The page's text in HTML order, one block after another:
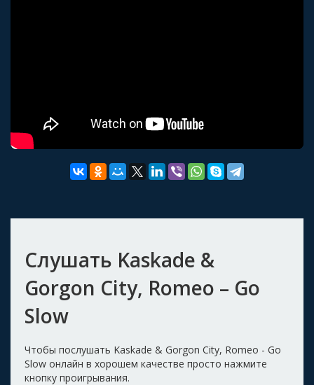
Слушать Kaskade &
Gorgon City, Romeo – Go
Slow
Чтобы послушать Kaskade & Gorgon City, Romeo - Go
Slow онлайн в хорошем качестве просто нажмите
кнопку проигрывания.